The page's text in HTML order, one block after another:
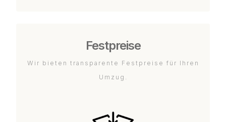
Festpreise
Wir bieten transparente Festpreise für Ihren
Umzug.